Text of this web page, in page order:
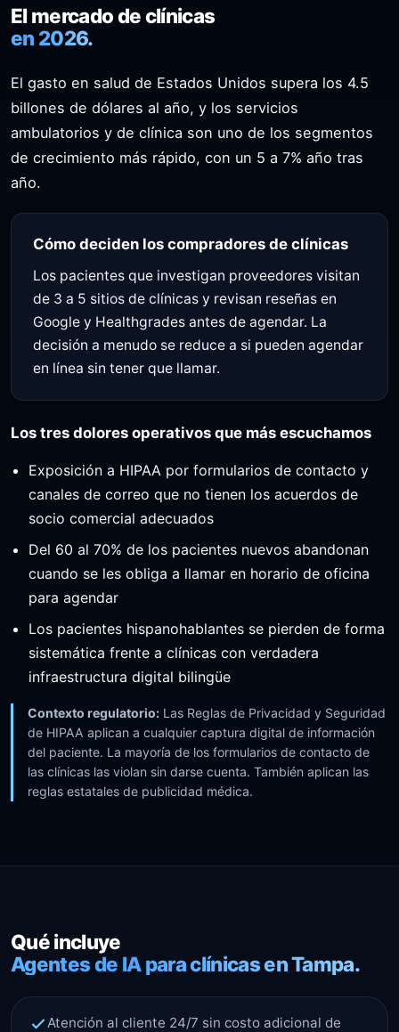
El mercado de clínicas
en 2026.
El gasto en salud de Estados Unidos supera los 4.5
billones de dólares al año, y los servicios
ambulatorios y de clínica son uno de los segmentos
de crecimiento más rápido, con un 5 a 7% año tras
año.
Cómo deciden los compradores de clínicas
Los pacientes que investigan proveedores visitan
de 3 a 5 sitios de clínicas y revisan reseñas en
Google y Healthgrades antes de agendar. La
decisión a menudo se reduce a si pueden agendar
en línea sin tener que llamar.
Los tres dolores operativos que más escuchamos
Exposición a HIPAA por formularios de contacto y
canales de correo que no tienen los acuerdos de
socio comercial adecuados
Del 60 al 70% de los pacientes nuevos abandonan
cuando se les obliga a llamar en horario de oficina
para agendar
Los pacientes hispanohablantes se pierden de forma
sistemática frente a clínicas con verdadera
infraestructura digital bilingüe
Contexto regulatorio: Las Reglas de Privacidad y Seguridad
de HIPAA aplican a cualquier captura digital de información
del paciente. La mayoría de los formularios de contacto de
las clínicas las violan sin darse cuenta. También aplican las
reglas estatales de publicidad médica.
Qué incluye
Agentes de IA para clínicas en Tampa.
Atención al cliente 24/7 sin costo adicional de